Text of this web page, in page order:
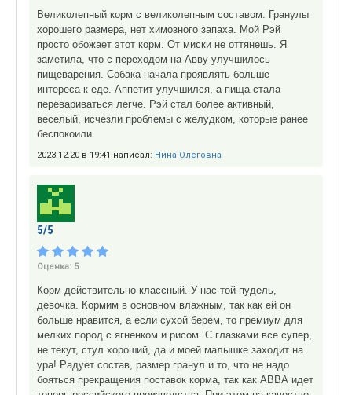
Великолепный корм с великолепным составом. Гранулы
хорошего размера, нет химозного запаха. Мой Рэй
просто обожает этот корм. От миски не оттянешь. Я
заметила, что с переходом на Авву улучшилось
пищеварения. Собака начала проявлять больше
интереса к еде. Аппетит улучшился, а пища стала
перевариваться легче. Рэй стал более активный,
веселый, исчезли проблемы с желудком, которые ранее
беспокоили.
2023.12.20 в 19:41 написал: Нина Олеговна
5/5
Оценка: 5
Корм действительно классный. У нас той-пудель,
девочка. Кормим в основном влажным, так как ей он
больше нравится, а если сухой берем, то премиум для
мелких пород с ягненком и рисом. С глазками все супер,
не текут, стул хороший, да и моей малышке заходит на
ура! Радует состав, размер гранул и то, что не надо
бояться прекращения поставок корма, так как АВВА идет